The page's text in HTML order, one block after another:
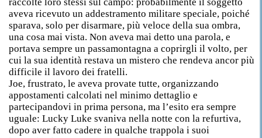
aveva ricevuto un addestramento militare speciale, poiché
sparava, solo per disarmare, più veloce della sua ombra,
una cosa mai vista. Non aveva mai detto una parola, e
portava sempre un passamontagna a coprirgli il volto, per
cui la sua identità restava un mistero che rendeva ancor più
difficile il lavoro dei fratelli.
Joe, frustrato, le aveva provate tutte, organizzando
appostamenti calcolati nel minimo dettaglio e
partecipandovi in prima persona, ma l’esito era sempre
uguale: Lucky Luke svaniva nella notte con la refurtiva,
dopo aver fatto cadere in qualche trappola i suoi